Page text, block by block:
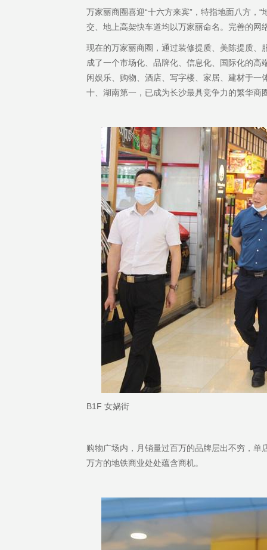
万家丽商圈喜迎“十六方来宾”，特指地面八方，
交、地上高架快车道均以万家丽命名。完善的
现在的万家丽商圈，通过装修提质、美陈提质
成了一个市场化、品牌化、信息化、国际化的
闲娱乐、购物、酒店、写字楼、家居、建材于
十、湖南第一，已成为长沙最具竞争力的繁华商
B1F 女娲街
购物广场内，月销量过百万的品牌层出不穷，
万方的地铁商业处处蕴含商机。